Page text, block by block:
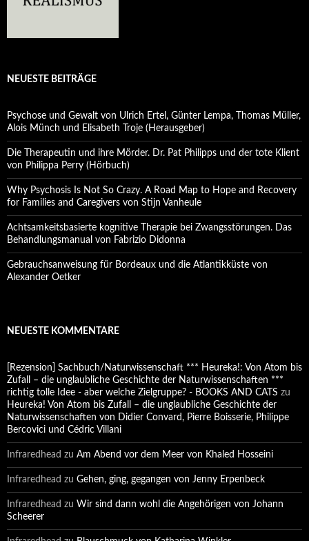
NEUESTE BEITRÄGE
Psychose und Gewalt von Ulrich Ertel, Günter Lempa, Thomas Müller,
Alois Münch und Elisabeth Troje (Herausgeber)
Die Therapeutin und ihre Mörder. Dr. Pat Philipps und der tote Klient
von Philippa Perry (Hörbuch)
Why Psychosis Is Not So Crazy. A Road Map to Hope and Recovery
for Families and Caregivers von Stijn Vanheule
Achtsamkeitsbasierte kognitive Therapie bei Zwangsstörungen. Das
Behandlungsmanual von Fabrizio Didonna
Gebrauchsanweisung für Bordeaux und die Atlantikküste von
Alexander Oetker
NEUESTE KOMMENTARE
[Rezension] Sachbuch/Naturwissenschaft *** Heureka!: Von Atom bis
Zufall – die unglaubliche Geschichte der Naturwissenschaften ***
richtig tolle Idee - aber welche Zielgruppe? - BOOKS AND CATS zu
Heureka! Von Atom bis Zufall – die unglaubliche Geschichte der
Naturwissenschaften von Didier Convard, Pierre Boisserie, Philippe
Bercovici und Cédric Villani
Infraredhead zu Am Abend vor dem Meer von Khaled Hosseini
Infraredhead zu Gehen, ging, gegangen von Jenny Erpenbeck
Infraredhead zu Wir sind dann wohl die Angehörigen von Johann
Scheerer